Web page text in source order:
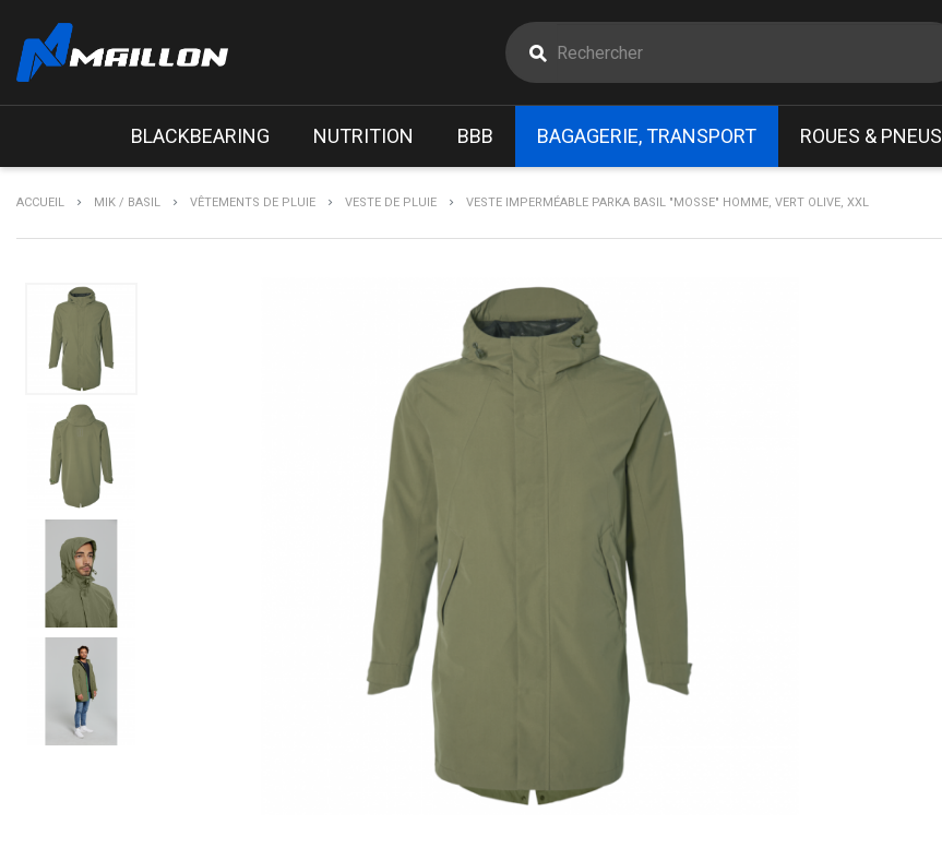
BLACKBEARING NUTRITION BBB BAGAGERIE, TRANSPORT ROUES & PNEUS
ACCUEIL MIK / BASIL VÊTEMENTS DE PLUIE VESTE DE PLUIE VESTE IMPERMÉABLE PARKA BASIL "MOSSE" HOMME, VERT OLIVE, XXL